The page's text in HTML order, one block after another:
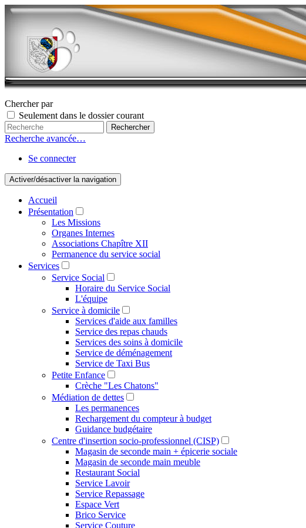
Chercher par
Seulement dans le dossier courant
Recherche avancée…
Se connecter
Activer/désactiver la navigation
Accueil
Présentation
Les Missions
Organes Internes
Associations Chapître XII
Permanence du service social
Services
Service Social
Horaire du Service Social
L'équipe
Service à domicile
Services d'aide aux familles
Service des repas chauds
Services des soins à domicile
Service de déménagement
Service de Taxi Bus
Petite Enfance
Crèche "Les Chatons"
Médiation de dettes
Les permanences
Rechargement du compteur à budget
Guidance budgétaire
Centre d'insertion socio-professionnel (CISP)
Magasin de seconde main + épicerie sociale
Magasin de seconde main meuble
Restaurant Social
Service Lavoir
Service Repassage
Espace Vert
Brico Service
Service Couture